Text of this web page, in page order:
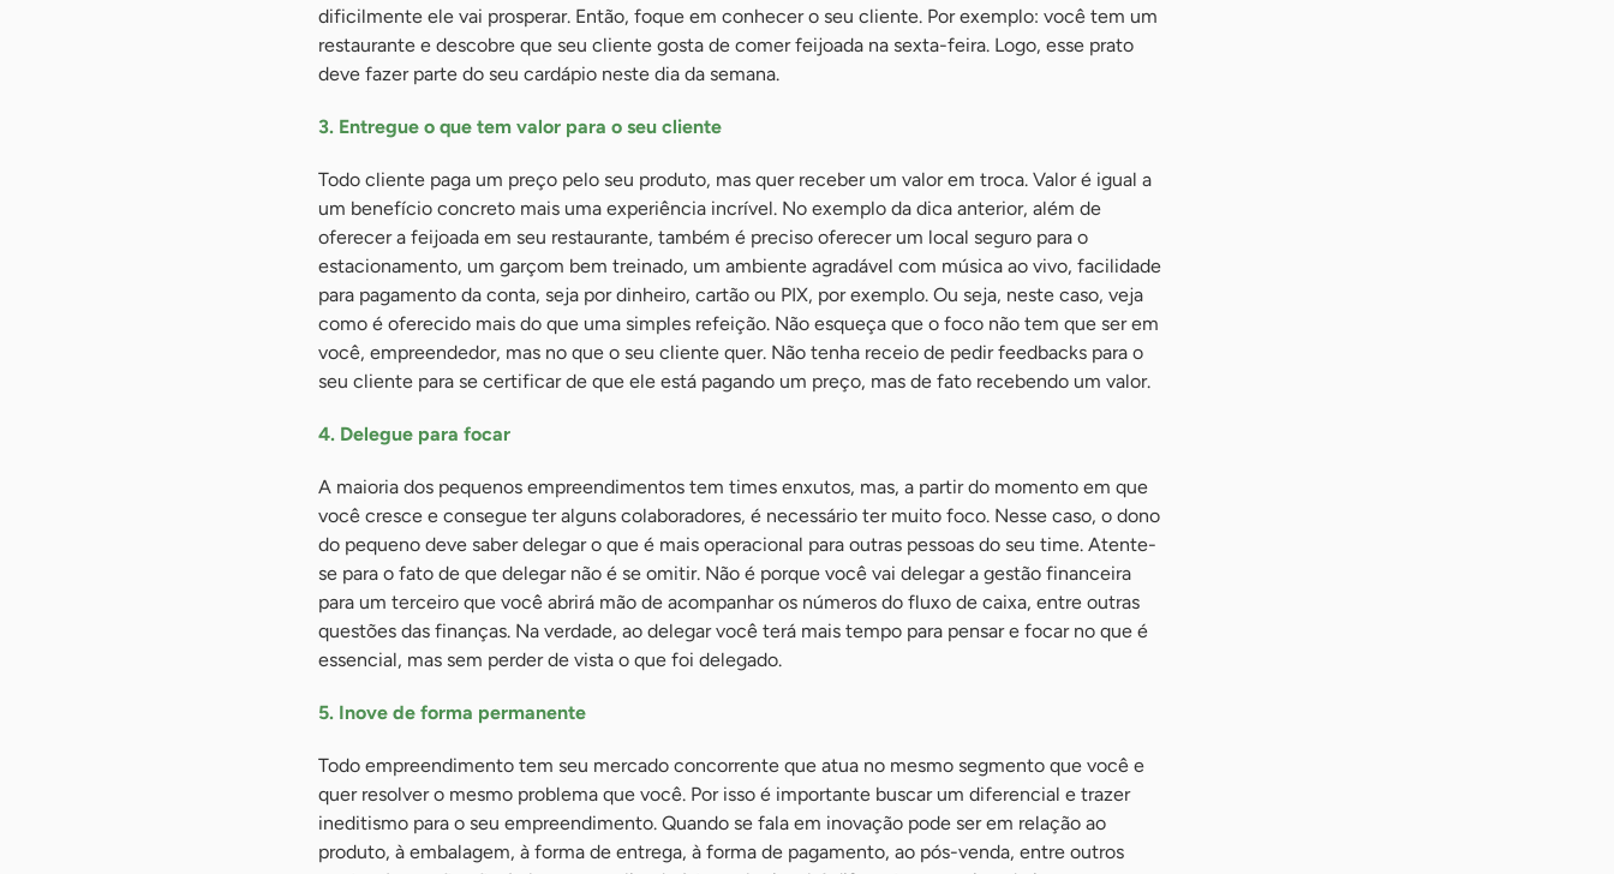
dificilmente ele vai prosperar. Então, foque em conhecer o seu cliente. Por exemplo: você tem um
restaurante e descobre que seu cliente gosta de comer feijoada na sexta-feira. Logo, esse prato
deve fazer parte do seu cardápio neste dia da semana.
3. Entregue o que tem valor para o seu cliente
Todo cliente paga um preço pelo seu produto, mas quer receber um valor em troca. Valor é igual a
um benefício concreto mais uma experiência incrível. No exemplo da dica anterior, além de
oferecer a feijoada em seu restaurante, também é preciso oferecer um local seguro para o
estacionamento, um garçom bem treinado, um ambiente agradável com música ao vivo, facilidade
para pagamento da conta, seja por dinheiro, cartão ou PIX, por exemplo. Ou seja, neste caso, veja
como é oferecido mais do que uma simples refeição. Não esqueça que o foco não tem que ser em
você, empreendedor, mas no que o seu cliente quer. Não tenha receio de pedir feedbacks para o
seu cliente para se certificar de que ele está pagando um preço, mas de fato recebendo um valor.
4. Delegue para focar
A maioria dos pequenos empreendimentos tem times enxutos, mas, a partir do momento em que
você cresce e consegue ter alguns colaboradores, é necessário ter muito foco. Nesse caso, o dono
do pequeno deve saber delegar o que é mais operacional para outras pessoas do seu time. Atente-
se para o fato de que delegar não é se omitir. Não é porque você vai delegar a gestão financeira
para um terceiro que você abrirá mão de acompanhar os números do fluxo de caixa, entre outras
questões das finanças. Na verdade, ao delegar você terá mais tempo para pensar e focar no que é
essencial, mas sem perder de vista o que foi delegado.
5. Inove de forma permanente
Todo empreendimento tem seu mercado concorrente que atua no mesmo segmento que você e
quer resolver o mesmo problema que você. Por isso é importante buscar um diferencial e trazer
ineditismo para o seu empreendimento. Quando se fala em inovação pode ser em relação ao
produto, à embalagem, à forma de entrega, à forma de pagamento, ao pós-venda, entre outros